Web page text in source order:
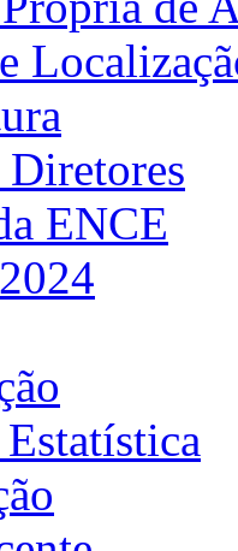
ENCE